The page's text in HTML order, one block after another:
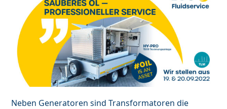
Neben Generatoren sind Transformatoren die